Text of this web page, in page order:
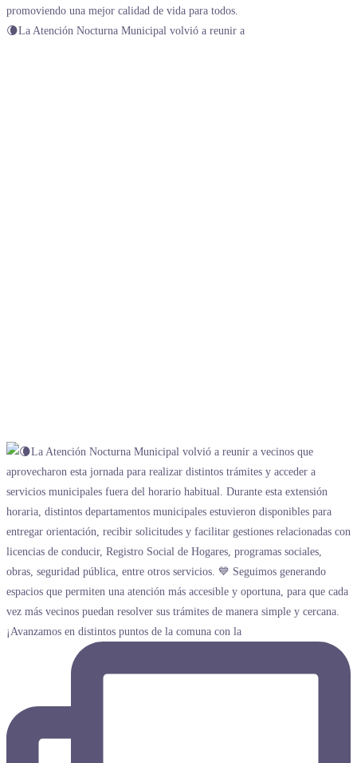
🌘La Atención Nocturna Municipal volvió a reunir a
¡Avanzamos en distintos puntos de la comuna con la